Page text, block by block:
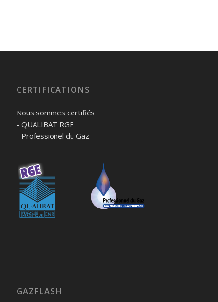
CERTIFICATIONS
Nous sommes certifiés
- QUALIBAT RGE
- Professionel du Gaz
GAZFLASH